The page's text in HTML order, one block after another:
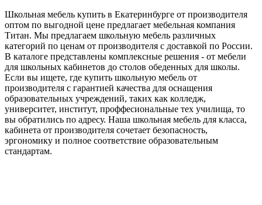
Школьная мебель купить в Екатеринбурге от производителя
оптом по выгодной цене предлагает мебельная компания
Титан. Мы предлагаем школьную мебель различных
категорий по ценам от производителя с доставкой по России.
В каталоге представлены комплексные решения - от мебели
для школьных кабинетов до столов обеденных для школы.
Если вы ищете, где купить школьную мебель от
производителя с гарантией качества для оснащения
образовательных учреждений, таких как колледж,
университет, институт, проффесиональные тех училища, то
вы обратились по адресу. Наша школьная мебель для класса,
кабинета от производителя сочетает безопасность,
эргономику и полное соответствие образовательным
стандартам.